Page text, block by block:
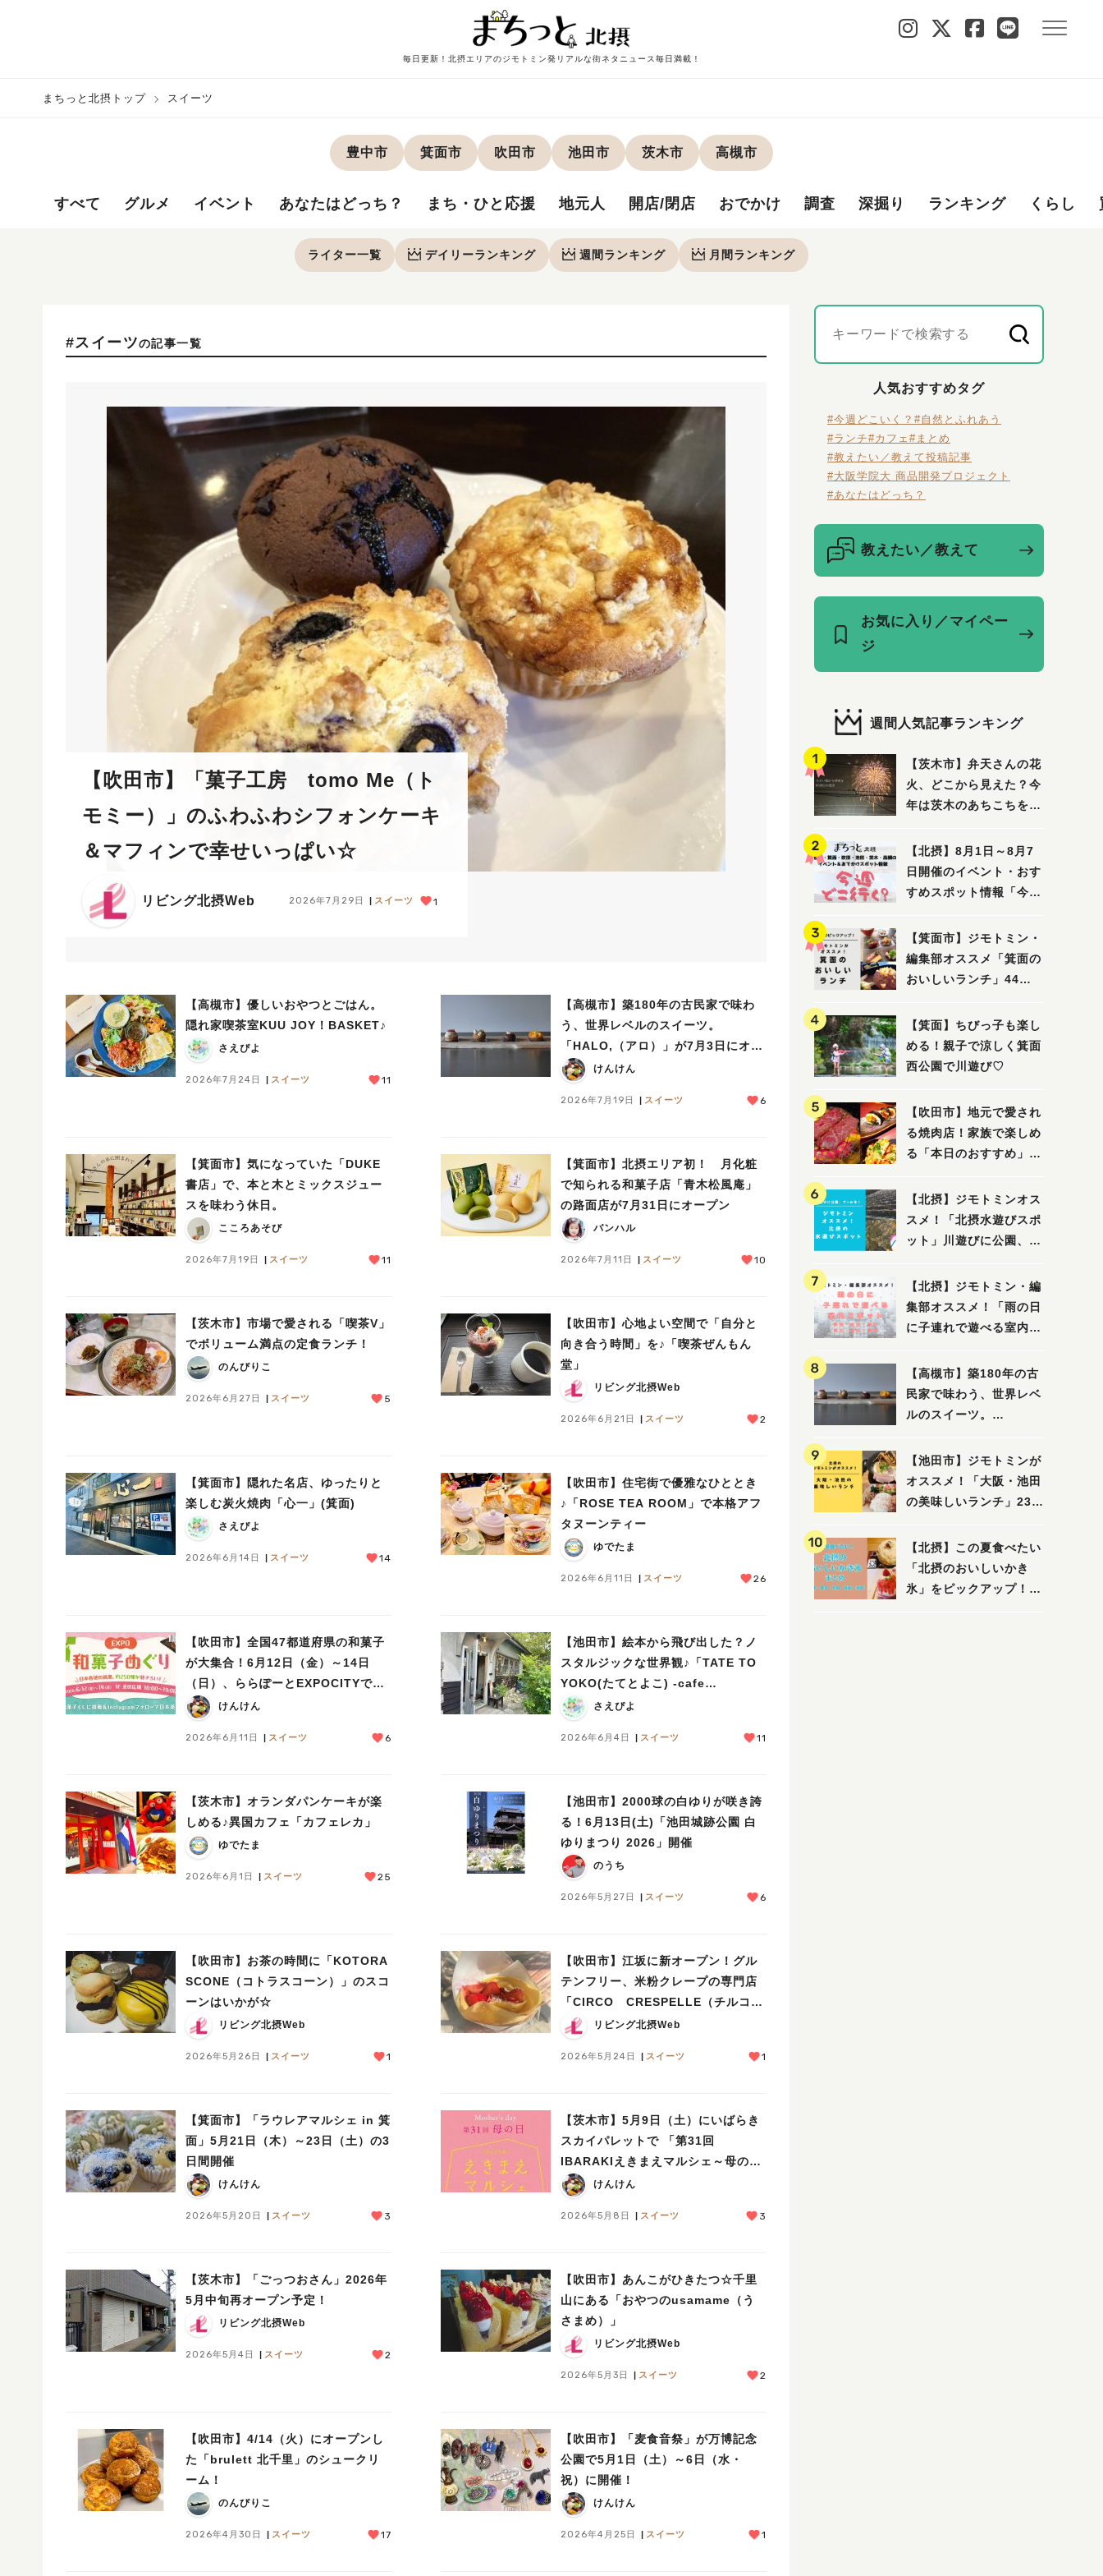
毎日更新！北摂エリアのジモトミン発リアルな街ネタニュース毎日満載！
まちっと北摂トップ スイーツ
豊中市 箕面市 吹田市 池田市 茨木市 高槻市
すべて グルメ イベント あなたはどっち？ まち・ひと応援 地元人 開店/閉店 おでかけ 調査 深掘り ランキング くらし
ライター一覧 デイリーランキング 週間 ランキング 月間 ランキング
#スイーツの記事一覧
【吹田市】「菓子工房 tomo Me（ト
モミー）」のふわふわシフォンケーキ
＆マフィンで幸せいっぱい☆
リビング北摂Web 2026年7月29日 スイーツ 1
【高槻市】優しいおやつとごはん。
隠れ家喫茶室KUU JOY！BASKET♪
さえぴよ
2026年7月24日 スイーツ 11
【高槻市】築180年の古民家で味わ
う、世界レベルのスイーツ。
「HALO,（アロ）」が7月3日にオー
プン！（教えたい/教えて）
けんけん
2026年7月19日 スイーツ 6
【箕面市】気になっていた「DUKE
書店」で、本と木とミックスジュー
スを味わう休日。
こころあそび
2026年7月19日 スイーツ 11
【箕面市】北摂エリア初！ 月化粧
で知られる和菓子店「青木松風庵」
の路面店が7月31日にオープン
バンハル
2026年7月11日 スイーツ 10
【茨木市】市場で愛される「喫茶V」
でボリューム満点の定食ランチ！
のんびりこ
2026年6月27日 スイーツ 5
【吹田市】心地よい空間で「自分と
向き合う時間」を♪「喫茶ぜんもん
堂」
リビング北摂Web
2026年6月21日 スイーツ 2
【箕面市】隠れた名店、ゆったりと
楽しむ炭火焼肉「心一」(箕面)
さえぴよ
2026年6月14日 スイーツ 14
【吹田市】住宅街で優雅なひととき
♪「ROSE TEA ROOM」で本格アフ
タヌーンティー
ゆでたま
2026年6月11日 スイーツ 26
【吹田市】全国47都道府県の和菓子
が大集合！6月12日（金）～14日
（日）、ららぽーとEXPOCITYで
「EXPO和菓子めぐり」開催
けんけん
2026年6月11日 スイーツ 6
【池田市】絵本から飛び出した？ノ
スタルジックな世界観♪「TATE TO
YOKO(たてとよこ) -cafe
+zakka-」
さえぴよ
2026年6月4日 スイーツ 11
【茨木市】オランダパンケーキが楽
しめる♪異国カフェ「カフェレカ」
ゆでたま
2026年6月1日 スイーツ 25
【池田市】2000球の白ゆりが咲き誇
る！6月13日(土)「池田城跡公園 白
ゆりまつり 2026」開催
のうち
2026年5月27日 スイーツ 6
【吹田市】お茶の時間に「KOTORA
SCONE（コトラスコーン）」のスコ
ーンはいかが☆
リビング北摂Web
2026年5月26日 スイーツ 1
【吹田市】江坂に新オープン！グル
テンフリー、米粉クレープの専門店
「CIRCO CRESPELLE（チルコ
クレスペッレ）」
リビング北摂Web
2026年5月24日 スイーツ 1
【箕面市】「ラウレアマルシェ in 箕
面」5月21日（木）～23日（土）の3
日間開催
けんけん
2026年5月20日 スイーツ 3
【茨木市】5月9日（土）にいばらき
スカイパレットで 「第31回
IBARAKIえきまえマルシェ～母の日
～」が開催！
けんけん
2026年5月8日 スイーツ 3
【茨木市】「ごっつおさん」2026年
5月中旬再オープン予定！
リビング北摂Web
2026年5月4日 スイーツ 2
【吹田市】あんこがひきたつ☆千里
山にある「おやつのusamame（う
さまめ）」
リビング北摂Web
2026年5月3日 スイーツ 2
【吹田市】4/14（火）にオープンし
た「brulett 北千里」のシュークリ
ーム！
のんびりこ
2026年4月30日 スイーツ 17
【吹田市】「麦食音祭」が万博記念
公園で5月1日（土）～6日（水・
祝）に開催！
けんけん
2026年4月25日 スイーツ 1
人気おすすめタグ
#今週どこいく？ #自然とふれあう
#ランチ#カフェ #まとめ
#教えたい／教えて投稿記事
#大阪学院大 商品開発プロジェクト
#あなたはどっち？
教えたい／教えて
お気に入り／マイペー
ジ
週間人気記事ランキング
【茨木市】弁天さんの花
火、どこから見えた？今
年は茨木のあちこちを巡
【北摂】8月1日～8月7
日開催のイベント・おす
すめスポット情報「今週
面・吹田・池田・茨木・
高槻）
【箕面市】ジモトミン・
編集部オススメ「箕面の
おいしいランチ」44
から穴場まで！〜
【箕面】ちびっ子も楽し
める！親子で涼しく箕面
西公園で川遊び♡
【吹田市】地元で愛され
る焼肉店！家族で楽しめ
る「本日のおすすめ」で
【北摂】ジモトミンオス
スメ！「北摂水遊びスポ
ット」川遊びに公園、プ
吹田・茨木・高槻）
【北摂】ジモトミン・編
集部オススメ！「雨の日
に子連れで遊べる室内ス
箕面・吹田・豊中・茨
木・池田）
【高槻市】築180年の古
民家で味わう、世界レベ
ルのスイーツ。
月3日にオープン！（教
えたい/教えて）
【池田市】ジモトミンが
オススメ！「大阪・池田
の美味しいランチ」23
【北摂】この夏食べたい
「北摂のおいしいかき
氷」をピックアップ！